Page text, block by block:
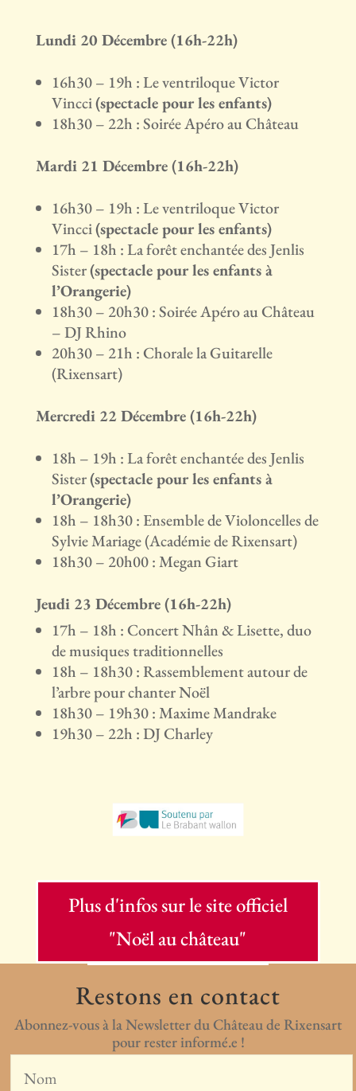
Lundi 20 Décembre (16h-22h)
16h30 – 19h : Le ventriloque Victor
Vincci(spectacle pour les enfants)
18h30 – 22h : Soirée Apéro au Château
Mardi 21 Décembre (16h-22h)
16h30 – 19h : Le ventriloque Victor
Vincci(spectacle pour les enfants)
17h – 18h : La forêt enchantée des Jenlis
Sister(spectacle pour les enfants à
l’Orangerie)
18h30 – 20h30 : Soirée Apéro au Château
– DJ Rhino
20h30 – 21h : Chorale la Guitarelle
(Rixensart)
Mercredi 22 Décembre (16h-22h)
18h – 19h : La forêt enchantée des Jenlis
Sister(spectacle pour les enfants à
l’Orangerie)
18h – 18h30 : Ensemble de Violoncelles de
Sylvie Mariage (Académie de Rixensart)
18h30 – 20h00 : Megan Giart
Jeudi 23 Décembre (16h-22h)
17h – 18h : Concert Nhân & Lisette, duo
de musiques traditionnelles
18h – 18h30 : Rassemblement autour de
l’arbre pour chanter Noël
18h30 – 19h30 : Maxime Mandrake
19h30 – 22h : DJ Charley
Plus d'infos sur le site officiel
"Noël au château"
Restons en contact
Abonnez-vous à la Newsletter du Château de Rixensart
pour rester informé.e !